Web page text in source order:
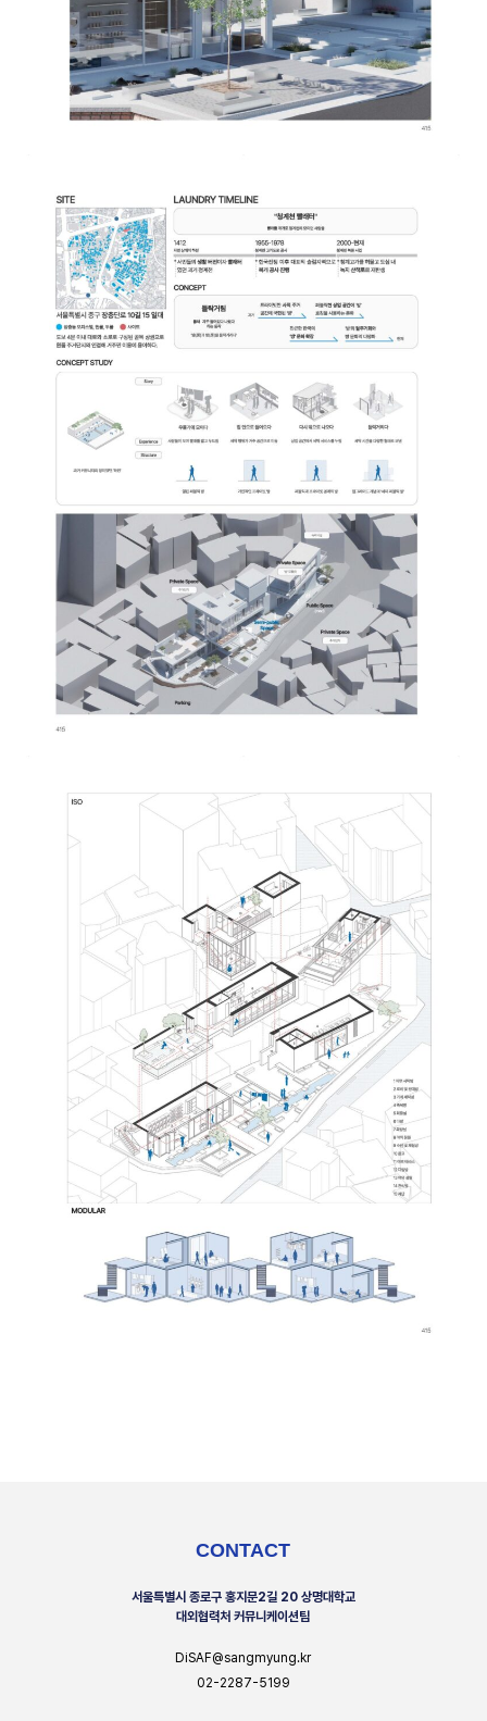
CONTACT
서울특별시 종로구 홍지문2길 20 상명대학교
대외협력처 커뮤니케이션팀
DiSAF@sangmyung.kr
02-2287-5199